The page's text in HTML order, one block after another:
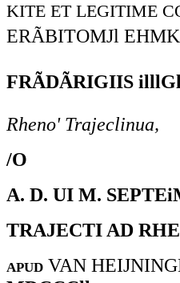
KITE ET LEGITIME
ERÃBITOMJl
FRÃDÃRIGIIS
Rheno' Trajeclinua,
/O
A. D. UI M.
TRAJECTI AD
apud VAN